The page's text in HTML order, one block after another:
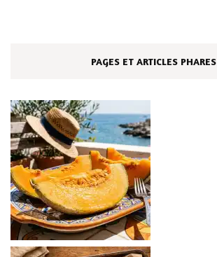
PAGES ET ARTICLES PHARES